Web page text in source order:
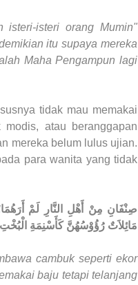
isteri-isteri orang Mumin"
itu supaya mereka
Maha Pengampun lagi
tidak mau memakai
atau beranggapan
mereka belum lulus ujian.
para wanita yang tidak
صِنْفَانِ مِنْ أَهْلِ النَّارِ لَمْ
مَائِلاَتٌ رُؤُوْسُهُنَّ كَأَسْنِمَةِ الْبُخْتِ
cambuk seperti ekor
baju tetapi telanjang